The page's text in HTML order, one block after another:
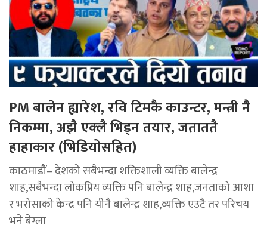
PM बालेन ह्यारेश, रवि टिमकै काउन्टर, मन्त्री नै
निकम्मा, अझै एक्लै भिड्न तयार, जताततै
हाहाकार (भिडियोसहित)
काठमाडौं– देशको सबैभन्दा शक्तिशाली व्यक्ति बालेन्द्र
शाह,सबैभन्दा लोकप्रिय व्यक्ति पनि बालेन्द्र शाह,जनताको आशा
र भरोसाको केन्द्र पनि यीनै बालेन्द्र शाह,व्यक्ति एउटै तर परिचय
भने बेग्ला